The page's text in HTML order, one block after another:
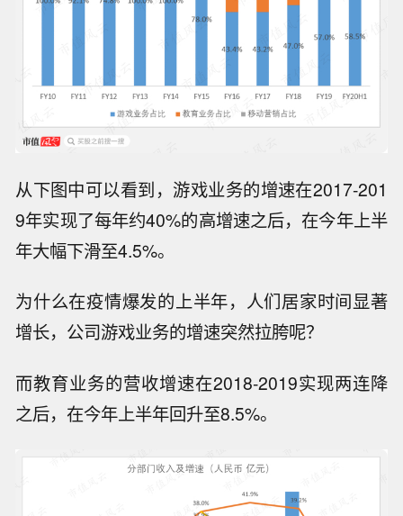
从下图中可以看到，游戏业务的增速在2017-201
9年实现了每年约40%的高增速之后，在今年上半
年大幅下滑至4.5%。
为什么在疫情爆发的上半年，人们居家时间显著
增长，公司游戏业务的增速突然拉胯呢？
而教育业务的营收增速在2018-2019实现两连降
之后，在今年上半年回升至8.5%。